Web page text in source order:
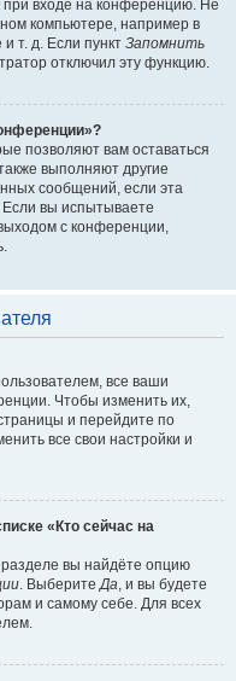
при входе на конференцию. Не
компьютере, например в
т. д. Если пункт Запомнить
отключил эту функцию.
позволяют вам оставаться
выполняют другие
сообщений, если эта
вы испытываете
с конференции,
все ваши
Чтобы изменить их,
и перейдите по
все свои настройки и
«Кто сейчас на
вы найдёте опцию
. ВыберитеДа, и вы будете
и самому себе. Для всех